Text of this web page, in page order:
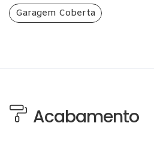
Garagem Coberta
Acabamento